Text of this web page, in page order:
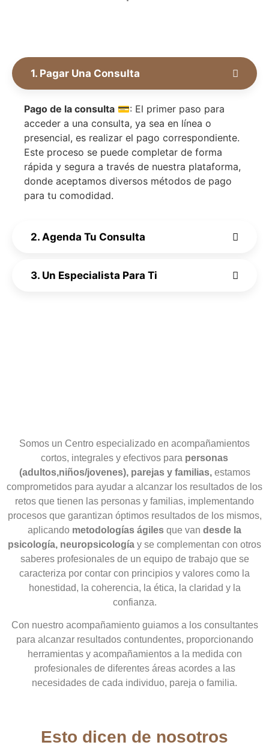
1. Pagar Una Consulta
Pago de la consulta 💳: El primer paso para
acceder a una consulta, ya sea en línea o
presencial, es realizar el pago correspondiente.
Este proceso se puede completar de forma
rápida y segura a través de nuestra plataforma,
donde aceptamos diversos métodos de pago
para tu comodidad.
2. Agenda Tu Consulta
3. Un Especialista Para Ti
Somos un Centro especializado en acompañamientos
cortos, integrales y efectivos para personas
(adultos,niños/jovenes), parejas y familias, estamos
comprometidos para ayudar a alcanzar los resultados de los
retos que tienen las personas y familias, implementando
procesos que garantizan óptimos resultados de los mismos,
aplicando metodologías ágiles que van desde la
psicología, neuropsicología y se complementan con otros
saberes profesionales de un equipo de trabajo que se
caracteriza por contar con principios y valores como la
honestidad, la coherencia, la ética, la claridad y la
confianza.
Con nuestro acompañamiento guiamos a los consultantes
para alcanzar resultados contundentes, proporcionando
herramientas y acompañamientos a la medida con
profesionales de diferentes áreas acordes a las
necesidades de cada individuo, pareja o familia.
Esto dicen de nosotros